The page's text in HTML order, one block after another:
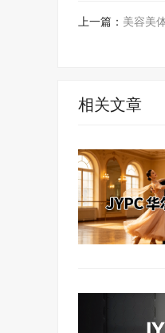
上一篇： 美容美
相关文章